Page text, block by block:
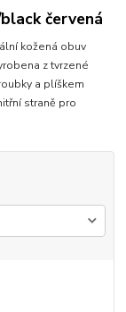
červená
kožená obuv
z tvrzené
a plíškem
straně pro